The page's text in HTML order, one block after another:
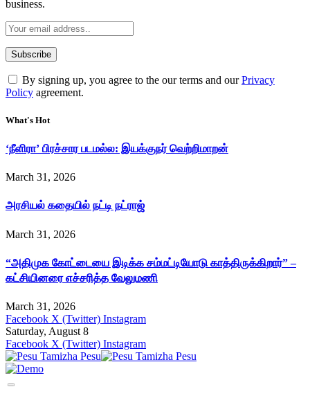
business.
By signing up, you agree to the our terms and ourPrivacy
Policy agreement.
What's Hot
‘நீளிரா’ பிரச்சார படமல்ல: இயக்குநர் வெற்றிமாறன்
March 31, 2026
அரசியல் கதையில் நட்டி நட்ராஜ்
March 31, 2026
“அதிமுக கோட்டையை இடிக்க சம்மட்டியோடு காத்திருக்கிறார்” –
கட்சியினரை எச்சரித்த வேலுமணி
March 31, 2026
Facebook X (Twitter) Instagram
Saturday, August 8
Facebook X (Twitter) Instagram